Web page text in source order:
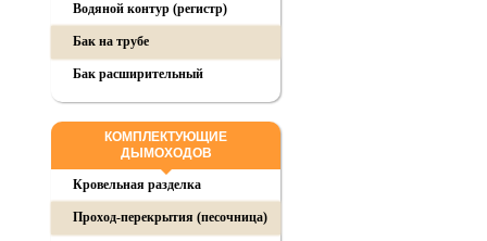
Водяной контур (регистр)
Бак на трубе
Бак расширительный
КОМПЛЕКТУЮЩИЕ
ДЫМОХОДОВ
Кровельная разделка
Проход-перекрытия (песочница)